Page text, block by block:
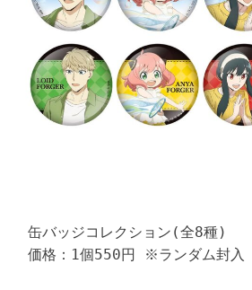
缶バッジコレクション(全8種)
価格：1個550円 ※ランダム封入